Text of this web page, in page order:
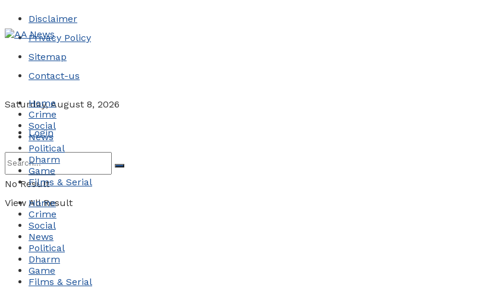
Disclaimer
Privacy Policy
Sitemap
Contact-us
Saturday, August 8, 2026
Login
No Result
View All Result
Home
Crime
Social
News
Political
Dharm
Game
Films & Serial
Home
Crime
Social
News
Political
Dharm
Game
Films & Serial